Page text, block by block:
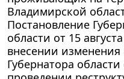
Владимирской
Постановление
области от 15
внесении изменения
Губернатора